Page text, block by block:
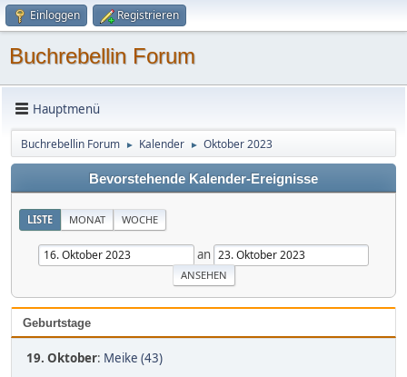
Einloggen Registrieren
Buchrebellin Forum
Hauptmenü
Buchrebellin Forum ► Kalender ► Oktober 2023
Bevorstehende Kalender-Ereignisse
LISTE MONAT WOCHE
an
Geburtstage
19. Oktober: Meike (43)